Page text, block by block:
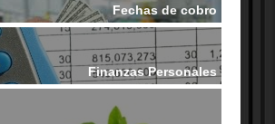
Fechas de cobro
Finanzas Personales